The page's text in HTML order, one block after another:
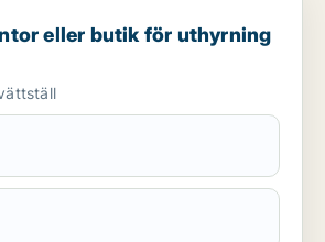
butik för uthyrning i Uppsala
eller butik för uthyrning